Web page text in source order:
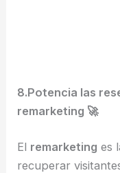
8.Potencia las
remarketing 🚀
El remarketing es
recuperar